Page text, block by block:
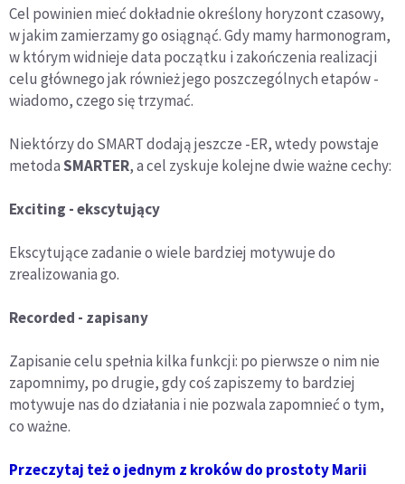
Cel powinien mieć dokładnie określony horyzont czasowy,
w jakim zamierzamy go osiągnąć. Gdy mamy harmonogram,
w którym widnieje data początku i zakończenia realizacji
celu głównego jak również jego poszczególnych etapów -
wiadomo, czego się trzymać.
Niektórzy do SMART dodają jeszcze -ER, wtedy powstaje
metodaSMARTER, a cel zyskuje kolejne dwie ważne cechy:
Exciting - ekscytujący
Ekscytujące zadanie o wiele bardziej motywuje do
zrealizowania go.
Recorded - zapisany
Zapisanie celu spełnia kilka funkcji: po pierwsze o nim nie
zapomnimy, po drugie, gdy coś zapiszemy to bardziej
motywuje nas do działania i nie pozwala zapomnieć o tym,
co ważne.
Przeczytaj też o jednym z kroków do prostoty Marii